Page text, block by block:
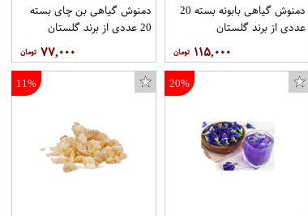
دمنوش گیاهی بابونه بسته 20
عددی از برند گلستان
۱۱۵,۰۰۰
دمنوش گیاهی بن چای بسته
20 عددی از برند گلستان
۷۷,۰۰۰
20%
11%